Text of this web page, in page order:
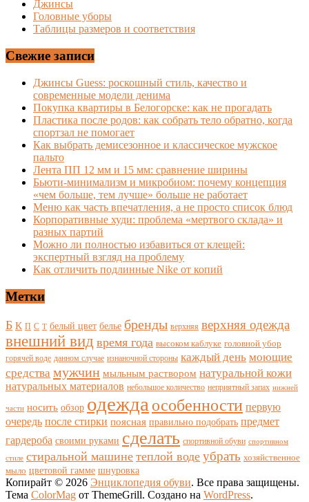
Джинсы
Головные уборы
Таблицы размеров и соответствия
Свежие записи
Джинсы Guess: роскошный стиль, качество и
современные модели денима
Покупка квартиры в Белогорске: как не прогадать
Пластика после родов: как собрать тело обратно, когда
спортзал не помогает
Как выбрать демисезонное и классическое мужское
пальто
Лента ПП 12 мм и 15 мм: сравнение ширины
Бьюти-минимализм и микробиом: почему концепция
«чем больше, тем лучше» больше не работает
Меню как часть впечатления, а не просто список блюд
Корпоративные худи: проблема «мертвого склада» и
разных партий
Можно ли полностью избавиться от клещей:
экспертный взгляд на проблему
Как отличить подлинные Nike от копий
Метки
Б К П С Т белый цвет белье бренды верхняя верхняя одежда
внешний вид время года высоком каблуке головной убор
горячей воде данном случае изнаночной стороны каждый день моющие
средства мужчин мыльным раствором натуральной кожи
натуральных материалов небольшое количество неприятный запах нижней
части носить обзор одежда особенности первую
очередь после стирки поясная правильно подобрать предмет
гардероба своими руками сделать спортивной обуви спортивном
стиле стиральной машине теплой воде убрать хозяйственное
мыло цветовой гамме шнуровка
Копирайт © 2026 Энциклопедия обуви. Все права защищены.
Тема ColorMag от ThemeGrill. Создано на WordPress.